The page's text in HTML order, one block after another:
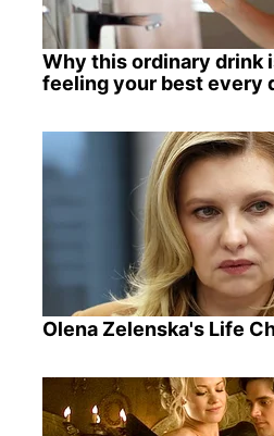
Why this ordinary drink
feeling your best every
Olena Zelenska's Life